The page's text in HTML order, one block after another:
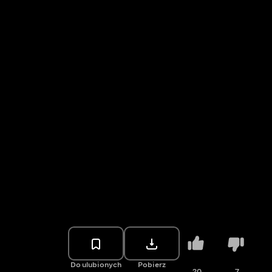
Do ulubionych Pobierz